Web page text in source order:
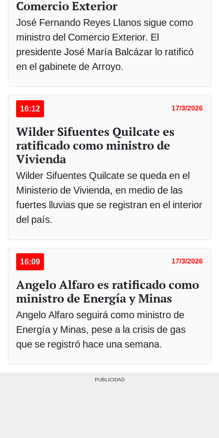
Comercio Exterior
José Fernando Reyes Llanos sigue como
ministro del Comercio Exterior. El
presidente José María Balcázar lo ratificó
en el gabinete de Arroyo.
16:12 17/3/2026
Wilder Sifuentes Quilcate es
ratificado como ministro de
Vivienda
Wilder Sifuentes Quilcate se queda en el
Ministerio de Vivienda, en medio de las
fuertes lluvias que se registran en el interior
del país.
16:09 17/3/2026
Angelo Alfaro es ratificado como
ministro de Energía y Minas
Angelo Alfaro seguirá como ministro de
Energía y Minas, pese a la crisis de gas
que se registró hace una semana.